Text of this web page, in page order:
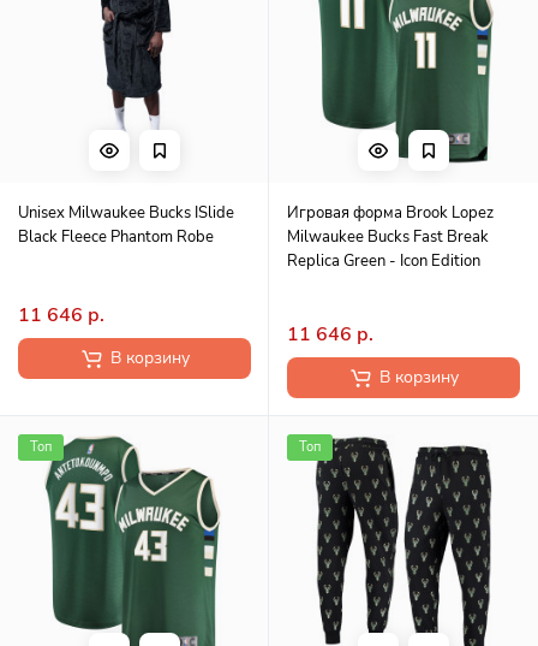
Unisex Milwaukee Bucks ISlide
Black Fleece Phantom Robe
11 646 р.
В корзину
Игровая форма Brook Lopez
Milwaukee Bucks Fast Break
Replica Green - Icon Edition
11 646 р.
В корзину
Топ Топ